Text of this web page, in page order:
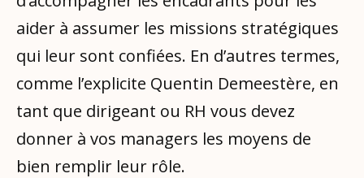
aider à assumer les missions stratégiques
qui leur sont confiées. En d’autres termes,
comme l’explicite Quentin Demeestère, en
tant que dirigeant ou RH vous devez
donner à vos managers les moyens de
bien remplir leur rôle.